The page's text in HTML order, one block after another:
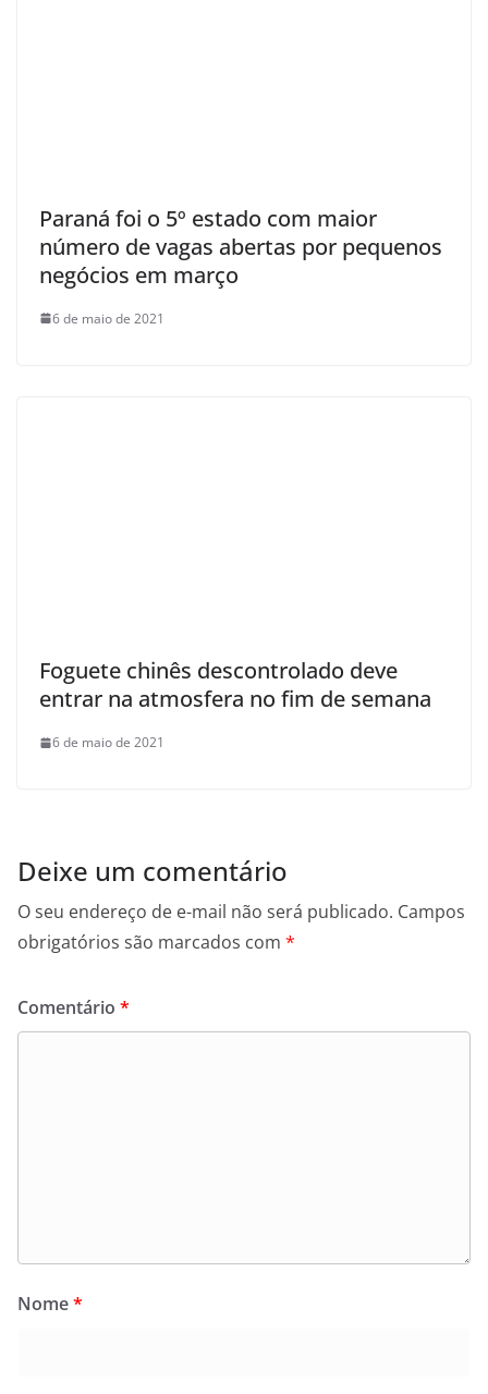
Paraná foi o 5º estado com maior
número de vagas abertas por pequenos
negócios em março
6 de maio de 2021
Foguete chinês descontrolado deve
entrar na atmosfera no fim de semana
6 de maio de 2021
Deixe um comentário
O seu endereço de e-mail não será publicado. Campos
obrigatórios são marcados com *
Comentário *
Nome*